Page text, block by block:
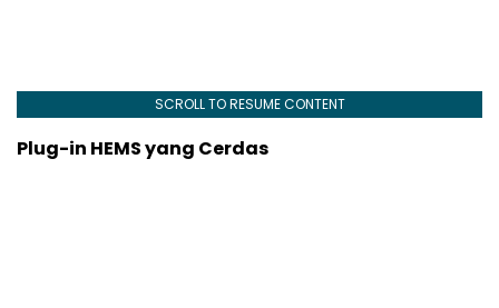
SCROLL TO RESUME CONTENT
Plug-in HEMS yang Cerdas